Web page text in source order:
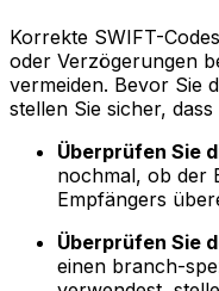
Korrekte SWIFT-
oder Verzögerungen
vermeiden. Bevor Sie
stellen Sie sicher, dass
Überprüfen Sie
nochmal, ob der
Empfängers
Überprüfen Sie
einen branch-